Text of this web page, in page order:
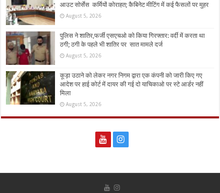
आउट सोर्सेस कर्मियों कोराहत; कैबिनेट मीटिंग में कई फैसलों पर मुहर
August 5, 2026
पुलिस ने शातिर,फर्जी एसएचओ को किया गिरफ्तार: वर्दी में करता था
ठगी; ठगी के पहले भी शातिर पर सात मामले दर्ज
August 5, 2026
कूड़ा उठाने को लेकर नगर निगम द्वारा एक कंपनी को जारी किए गए
आदेश पर हाई कोर्ट में दायर की गई दो याचिकाओ पर स्टे आर्डर नहीं
मिला
August 5, 2026